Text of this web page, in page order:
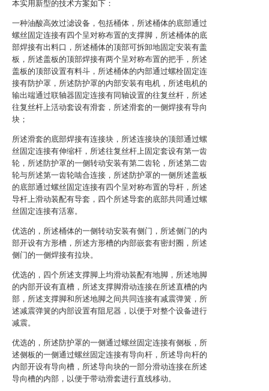
本实用新型的技术方案如下：
一种油酸高效过滤设备，包括桶体，所述桶体的底部通过
螺丝固定连接有四个呈对称布置的支撑脚，所述桶体的底
部焊接有出料口，所述桶体的顶部可拆卸地固定安装有盖
板，所述盖板的顶部焊接有两个呈对称布置的把手，所述
盖板的顶部设置有料斗，所述桶体的内部通过螺栓固定连
接有防护罩，所述防护罩的内部安装有电机，所述电机的
输出端通过联轴器固定连接有同轴设置的往复丝杆，所述
往复丝杆上活动套设有滑套，所述滑套的一侧焊接有导向
块；
所述滑套的底部焊接有连接块，所述连接块的顶部通过螺
丝固定连接有伸缩杆，所述往复丝杆上固定套设有第一齿
轮，所述防护罩的一侧转动安装有第二齿轮，所述第二齿
轮与所述第一齿轮啮合连接，所述防护罩的一侧所述盖板
的底部通过螺丝固定连接有四个呈对称布置的导杆，所述
导杆上滑动装配有导套，四个所述导套的底部共同通过螺
丝固定连接有活塞。
优选的，所述桶体的一侧转动安装有侧门，所述侧门的内
部开设有方形槽，所述方形槽的内部嵌套有密封圈，所述
侧门的一侧焊接有拉块。
优选的，四个所述支撑脚上均滑动装配有地脚，所述地脚
的内部开设有直槽，所述支撑脚滑动连接在所述直槽的内
部，所述支撑脚和所述地脚之间共同连接有减震弹簧，所
述减震弹簧的内部设置有阻尼器，以便于对整个设备进行
减震。
优选的，所述防护罩的一侧通过螺丝固定连接有侧板，所
述侧板的一侧通过螺丝固定连接有导向杆，所述导向杆的
内部开设有导向槽，所述导向块的一部分滑动连接在所述
导向槽的内部，以便于带动滑套进行直线移动。